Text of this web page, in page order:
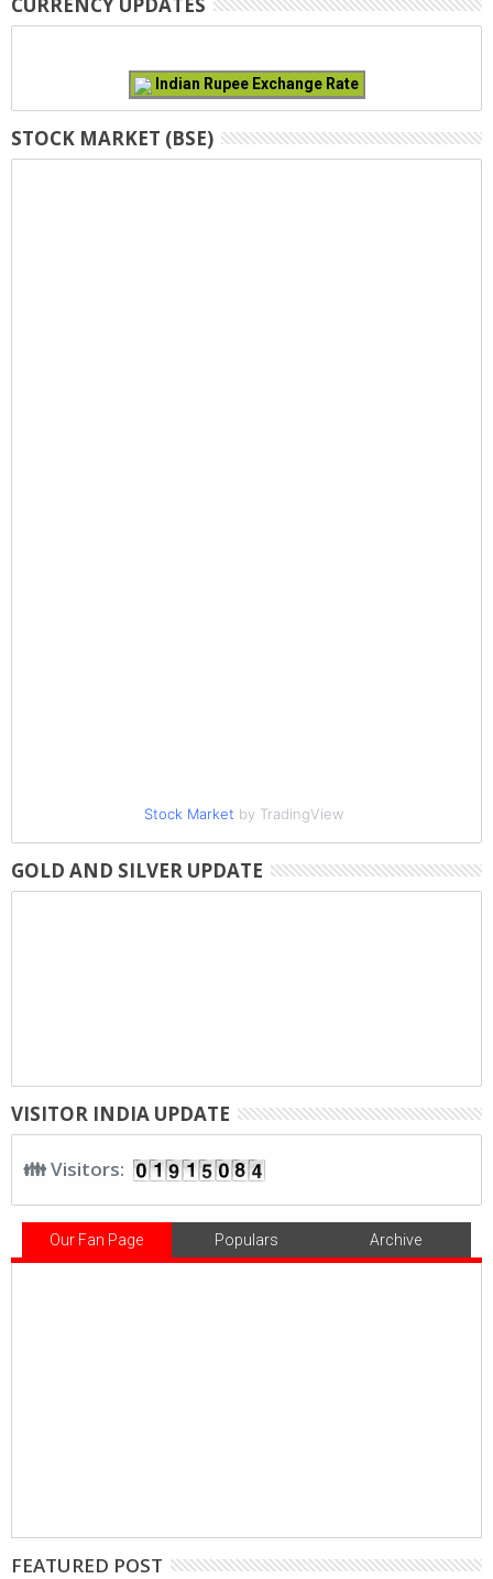
CURRENCY UPDATES
Indian Rupee Exchange Rate
STOCK MARKET (BSE)
Stock Market by TradingView
GOLD AND SILVER UPDATE
VISITOR INDIA UPDATE
👪 Visitors:
Our Fan Page Populars Archive
FEATURED POST